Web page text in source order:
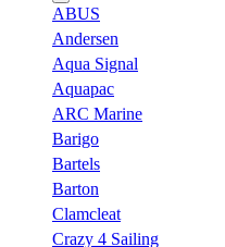
ABUS
Andersen
Aqua Signal
Aquapac
ARC Marine
Barigo
Bartels
Barton
Clamcleat
Crazy 4 Sailing